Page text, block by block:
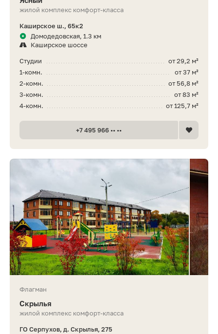
жилой комплекс комфорт-класса
Каширское ш., 65к2
Домодедовская, 1.3 км
Каширское шоссе
от 29,2 м²
Студии
от 37 м²
1-комн.
от 56,8 м²
2-комн.
от 83 м²
3-комн.
от 125,7 м²
4-комн.
+7 495 966 •• ••
Флагман
Скрылья
жилой комплекс комфорт-класса
ГО Серпухов, д. Скрылья, 275